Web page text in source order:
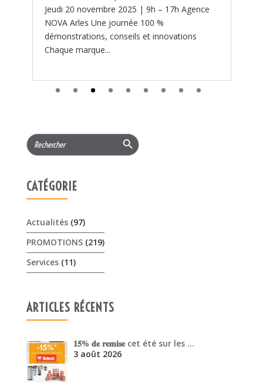
Search Search Button
CATÉGORIE
PROMOTIONS
𝟏𝟓% 𝐝𝐞 𝐫𝐞𝐦𝐢𝐬𝐞 cet été sur les …
3 août 2026
Offres Pellenc olivion peigne …